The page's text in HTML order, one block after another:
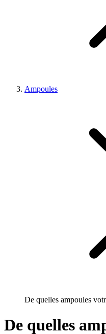
Ampoules
De quelles ampoules
De quelles